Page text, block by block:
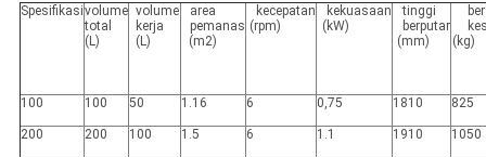
Spesifikasivolume
total
(L)
volume
kerja
(L)
area
pemanas
(m2)
kecepatan
(rpm)
kekuasaan
(kW)
tinggi
berputar
(mm)
(kg)
100 100 50 1.16 6 0,75 1810 825
200 200 100 1.5 6 1.1 1910 1050